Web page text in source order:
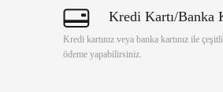
Kredi Kartı/Banka
Kredi kartınız veya banka kartınız ile
ödeme yapabilirsiniz.